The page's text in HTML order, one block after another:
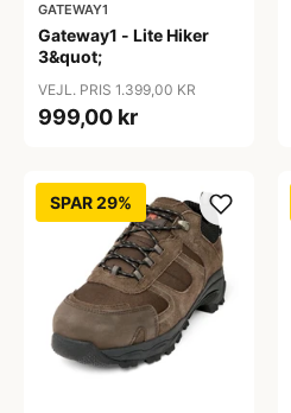
GATEWAY1
Gateway1 - Lite Hiker
3&quot;
VEJL. PRIS 1.399,00 KR
999,00 kr
SPAR 29%